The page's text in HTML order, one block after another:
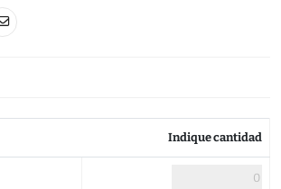
Indique cantidad